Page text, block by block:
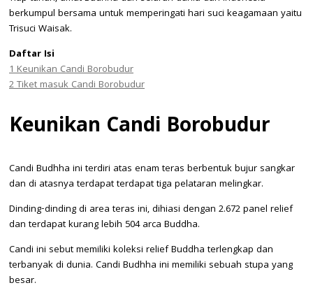
berkumpul bersama untuk memperingati hari suci keagamaan yaitu
Trisuci Waisak.
Daftar Isi
1Keunikan Candi Borobudur
2Tiket masuk Candi Borobudur
Keunikan Candi Borobudur
Candi Budhha ini terdiri atas enam teras berbentuk bujur sangkar
dan di atasnya terdapat terdapat tiga pelataran melingkar.
Dinding-dinding di area teras ini, dihiasi dengan 2.672 panel relief
dan terdapat kurang lebih 504 arca Buddha.
Candi ini sebut memiliki koleksi relief Buddha terlengkap dan
terbanyak di dunia. Candi Budhha ini memiliki sebuah stupa yang
besar.